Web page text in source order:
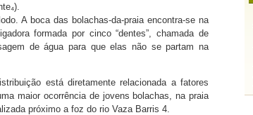
A boca das bolachas-da-praia encontra-se na
formada por cinco “dentes”, chamada de
de água para que elas não se partam na
está diretamente relacionada a fatores
maior ocorrência de jovens bolachas, na praia
próximo a foz do rio Vaza Barris 4.